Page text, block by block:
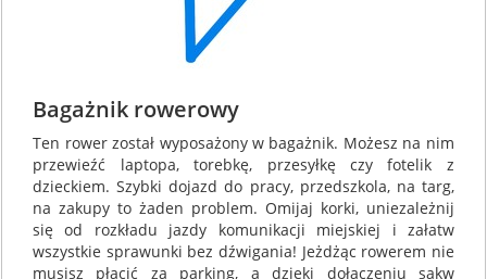
Bagażnik rowerowy
Ten rower został wyposażony w bagażnik. Możesz na nim
przewieźć laptopa, torebkę, przesyłkę czy fotelik z
dzieckiem. Szybki dojazd do pracy, przedszkola, na targ,
na zakupy to żaden problem. Omijaj korki, uniezależnij
się od rozkładu jazdy komunikacji miejskiej i załatw
wszystkie sprawunki bez dźwigania! Jeżdżąc rowerem nie
musisz płacić za parking, a dzięki dołączeniu sakw